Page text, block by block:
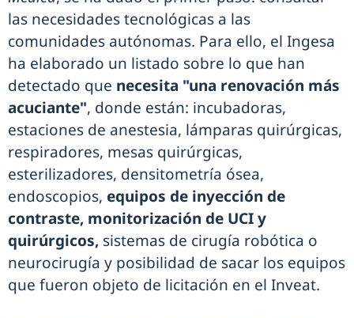
las necesidades tecnológicas a las
comunidades autónomas. Para ello, el Ingesa
ha elaborado un listado sobre lo que han
detectado que necesita "una renovación más
acuciante", donde están: incubadoras,
estaciones de anestesia, lámparas quirúrgicas,
respiradores, mesas quirúrgicas,
esterilizadores, densitometría ósea,
endoscopios, equipos de inyección de
contraste, monitorización de UCI y
quirúrgicos, sistemas de cirugía robótica o
neurocirugía y posibilidad de sacar los equipos
que fueron objeto de licitación en el Inveat.